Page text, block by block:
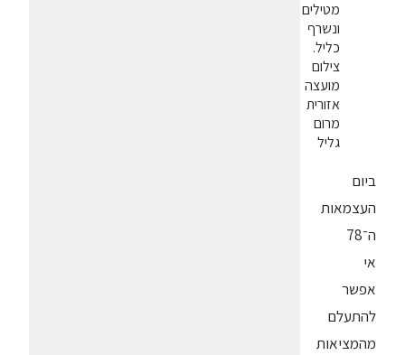
מטילים
ונשרף
כליל.
צילום
מועצה
אזורית
מרום
גליל
ביום
העצמאות
ה־78
אי
אפשר
להתעלם
מהמציאות